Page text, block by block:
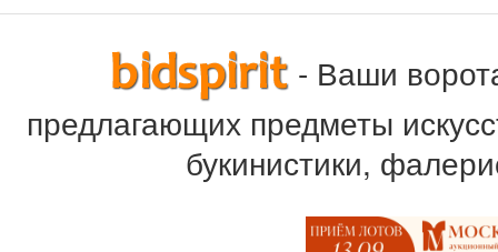
- Ваши
предлагающих предметы
букинистики,